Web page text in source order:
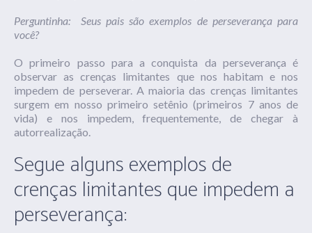
Perguntinha: Seus pais são exemplos de perseverança para
você?
O primeiro passo para a conquista da perseverança é
observar as crenças limitantes que nos habitam e nos
impedem de perseverar. A maioria das crenças limitantes
surgem em nosso primeiro setênio (primeiros 7 anos de
vida) e nos impedem, frequentemente, de chegar à
autorrealização.
Segue alguns exemplos de
crenças limitantes que impedem a
perseverança: